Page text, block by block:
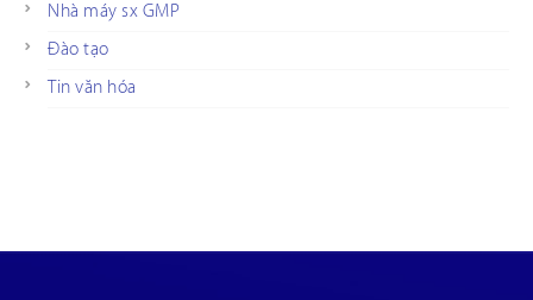
Nhà máy sx GMP
Đào tạo
Tin văn hóa